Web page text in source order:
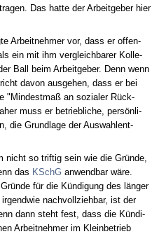
Das hat­te der Ar­beit­ge­ber hier
Ar­beit­neh­mer vor, dass er of­fen­
ein mit ihm ver­gleich­ba­rer Kol­le­
Ball beim Ar­beit­ge­ber. Denn wenn
da­von aus­ge­hen, dass er bei
"Min­dest­maß an so­zia­ler Rück­
muss er be­trieb­li­che, persönli­
die Grund­la­ge der Aus­wah­l­ent­
nicht so trif­tig sein wie die Gründe,
das KSchGan­wend­bar wäre.
für die Kündi­gung des länger
nach­voll­zieh­bar, ist der
dann steht fest, dass die Kündi­
Ar­beit­neh­mer im Klein­be­trieb